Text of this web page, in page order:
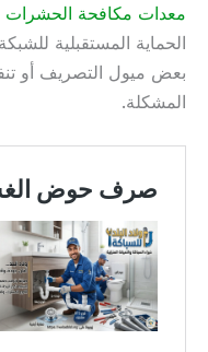
معدات مكافحة الحشرات
الحماية المستقبلية
بعض ميول التصريف أو
المشكلة.